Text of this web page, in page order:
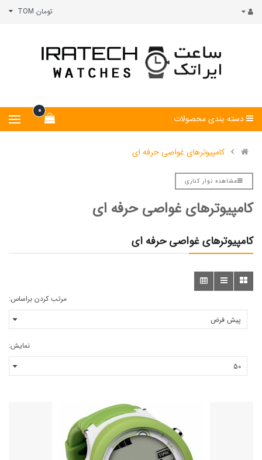
تومان TOM
0
دسته بندی محصولات
کامپیوترهای غواصی حرفه ای
مشاهده نوار کناری
کامپیوترهای غواصی حرفه ای
کامپیوترهای غواصی حرفه ای
مرتب کردن براساس:
نمایش: